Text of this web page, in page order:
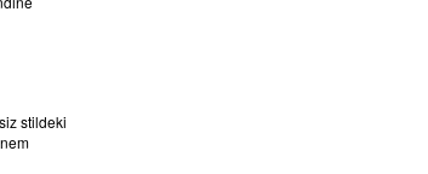
stildeki